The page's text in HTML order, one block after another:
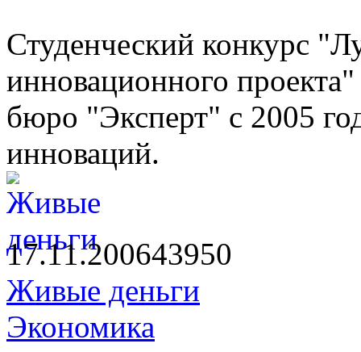
Студенческий конкурс
инновационного
бюро "Эксперт" с 2005
инноваций.
17.11.200643950
Живые деньги
Экономика